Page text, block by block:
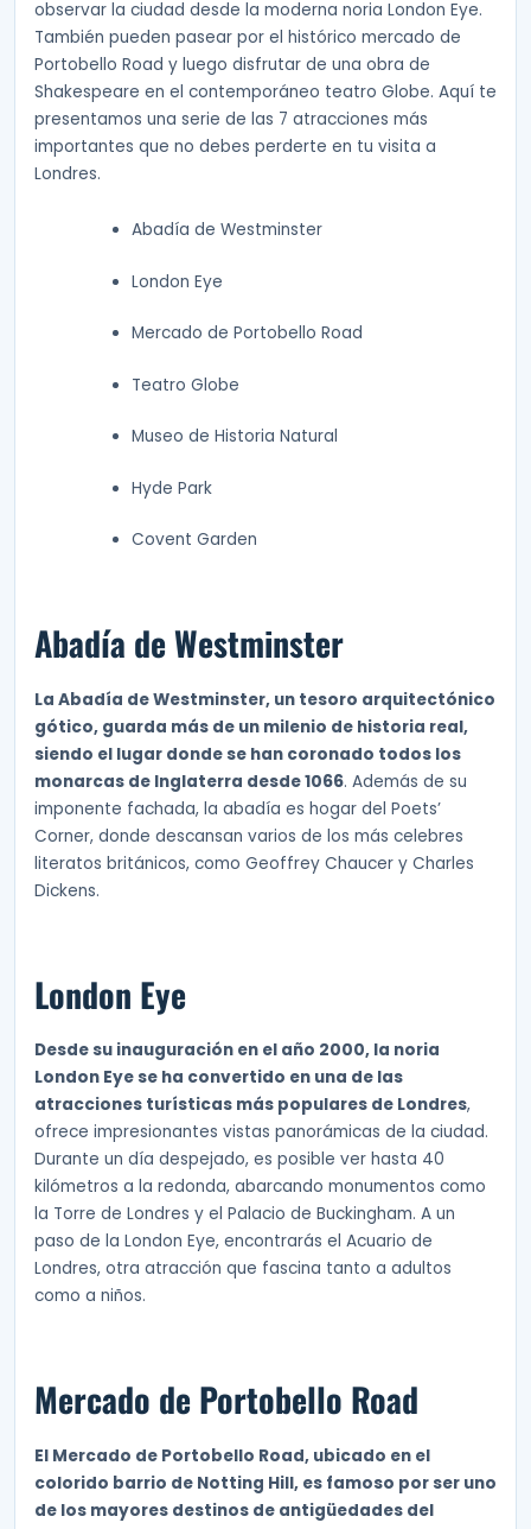
observar la ciudad desde la moderna noria London Eye.
También pueden pasear por el histórico mercado de
Portobello Road y luego disfrutar de una obra de
Shakespeare en el contemporáneo teatro Globe. Aquí te
presentamos una serie de las 7 atracciones más
importantes que no debes perderte en tu visita a
Londres.
Abadía de Westminster
London Eye
Mercado de Portobello Road
Teatro Globe
Museo de Historia Natural
Hyde Park
Covent Garden
Abadía de Westminster
La Abadía de Westminster, un tesoro arquitectónico
gótico, guarda más de un milenio de historia real,
siendo el lugar donde se han coronado todos los
monarcas de Inglaterra desde 1066. Además de su
imponente fachada, la abadía es hogar del Poets’
Corner, donde descansan varios de los más celebres
literatos británicos, como Geoffrey Chaucer y Charles
Dickens.
London Eye
Desde su inauguración en el año 2000, la noria
London Eye se ha convertido en una de las
atracciones turísticas más populares de Londres,
ofrece impresionantes vistas panorámicas de la ciudad.
Durante un día despejado, es posible ver hasta 40
kilómetros a la redonda, abarcando monumentos como
la Torre de Londres y el Palacio de Buckingham. A un
paso de la London Eye, encontrarás el Acuario de
Londres, otra atracción que fascina tanto a adultos
como a niños.
Mercado de Portobello Road
El Mercado de Portobello Road, ubicado en el
colorido barrio de Notting Hill, es famoso por ser uno
de los mayores destinos de antigüedades del